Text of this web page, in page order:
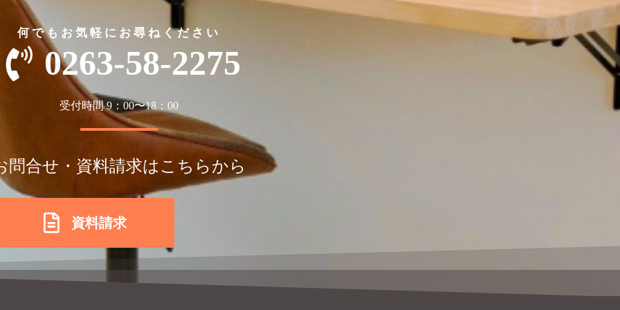
何でもお気軽にお尋ねください
0263-58-2275
受付時間 9：00〜18：00
問合せ・資料請求はこちらから
資料請求